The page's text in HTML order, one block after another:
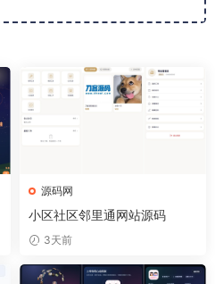
源码网
小区社区邻里通网站源码
3天前